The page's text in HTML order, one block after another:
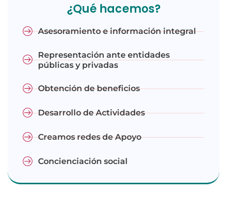
¿Qué hacemos?
Asesoramiento e información integral
Representación ante entidades
públicas y privadas
Obtención de beneficios
Desarrollo de Actividades
Creamos redes de Apoyo
Concienciación social